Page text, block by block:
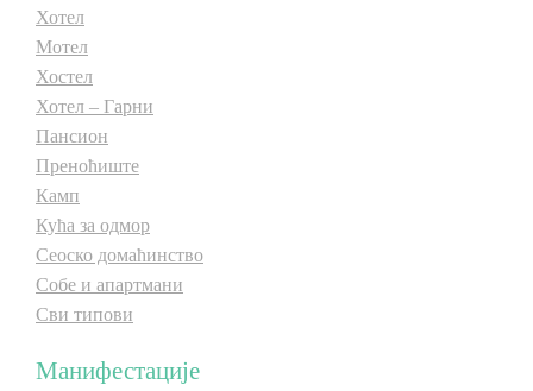
Хотел
Мотел
Хостел
Хотел – Гарни
Пансион
Преноћиште
Камп
Кућа за одмор
Сеоско домаћинство
Собе и апартмани
Сви типови
Манифестације